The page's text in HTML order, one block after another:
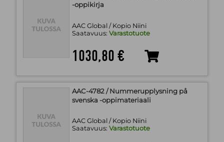
-oppikirja
AAC Global / Kopio Niini
Saatavuus: Varastotuote
1030,80 €
AAC-4782 / Nummerupplysning på
svenska -oppimateriaali
AAC Global / Kopio Niini
Saatavuus: Varastotuote